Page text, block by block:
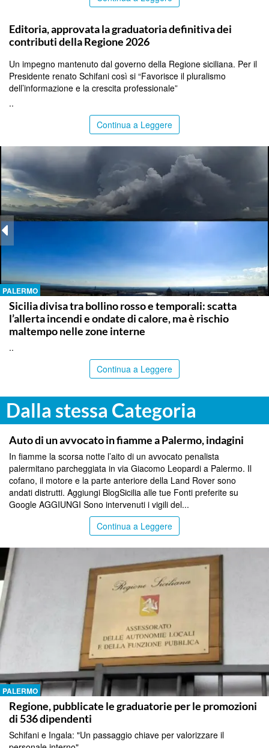
Editoria, approvata la graduatoria definitiva dei
contributi della Regione 2026
Un impegno mantenuto dal governo della Regione siciliana. Per il
Presidente renato Schifani così si “Favorisce il pluralismo
dell’informazione e la crescita professionale”
..
Continua a Leggere
PALERMO
Sicilia divisa tra bollino rosso e temporali: scatta
l’allerta incendi e ondate di calore, ma è rischio
maltempo nelle zone interne
..
Continua a Leggere
Dalla stessa Categoria
PALERMO
Auto di un avvocato in fiamme a Palermo, indagini
In fiamme la scorsa notte l’aito di un avvocato penalista
palermitano parcheggiata in via Giacomo Leopardi a Palermo. Il
cofano, il motore e la parte anteriore della Land Rover sono
andati distrutti. Aggiungi BlogSicilia alle tue Fonti preferite su
Google AGGIUNGI Sono intervenuti i vigili del...
Continua a Leggere
PALERMO
Regione, pubblicate le graduatorie per le promozioni
di 536 dipendenti
Schifani e Ingala: "Un passaggio chiave per valorizzare il